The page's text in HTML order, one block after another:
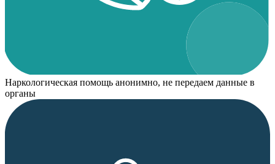
Наркологическая помощь анонимно, не передаем данные в
органы